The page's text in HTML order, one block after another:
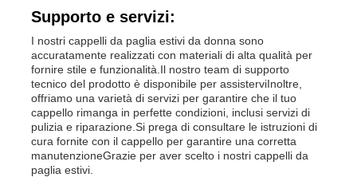
Cappelli di paglia estivi da donna
Popolare tricotti i cappelli
Sciarpa con silenziatore da donna
Ski Gloves d'impermeabilizzazione
Supporto e servizi:
I nostri cappelli da paglia estivi da donna sono
accuratamente realizzati con materiali di alta qualità per
fornire stile e funzionalità.Il nostro team di supporto
tecnico del prodotto è disponibile per assisterviInoltre,
offriamo una varietà di servizi per garantire che il tuo
cappello rimanga in perfette condizioni, inclusi servizi di
pulizia e riparazione.Si prega di consultare le istruzioni di
cura fornite con il cappello per garantire una corretta
manutenzioneGrazie per aver scelto i nostri cappelli da
paglia estivi.